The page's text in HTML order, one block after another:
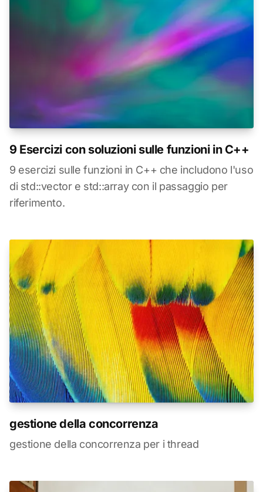
9 Esercizi con soluzioni sulle funzioni in C++
9 esercizi sulle funzioni in C++ che includono l'uso
di std::vector e std::array con il passaggio per
riferimento.
gestione della concorrenza
gestione della concorrenza per i thread